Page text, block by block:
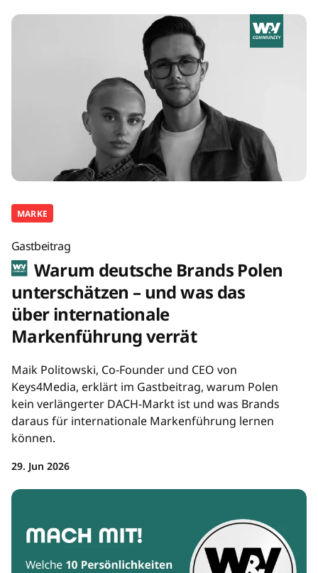
MARKE
Gastbeitrag
Warum deutsche Brands Polen
unterschätzen – und was das
über internationale
Markenführung verrät
Maik Politowski, Co-Founder und CEO von
Keys4Media, erklärt im Gastbeitrag, warum Polen
kein verlängerter DACH-Markt ist und was Brands
daraus für internationale Markenführung lernen
können.
29. Jun 2026